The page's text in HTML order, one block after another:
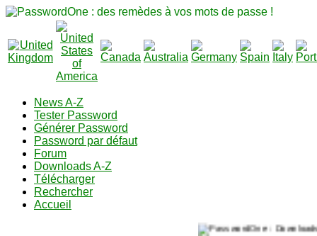
News A-Z
Tester Password
Générer Password
Password par défaut
Forum
Downloads A-Z
Télécharger
Rechercher
Accueil